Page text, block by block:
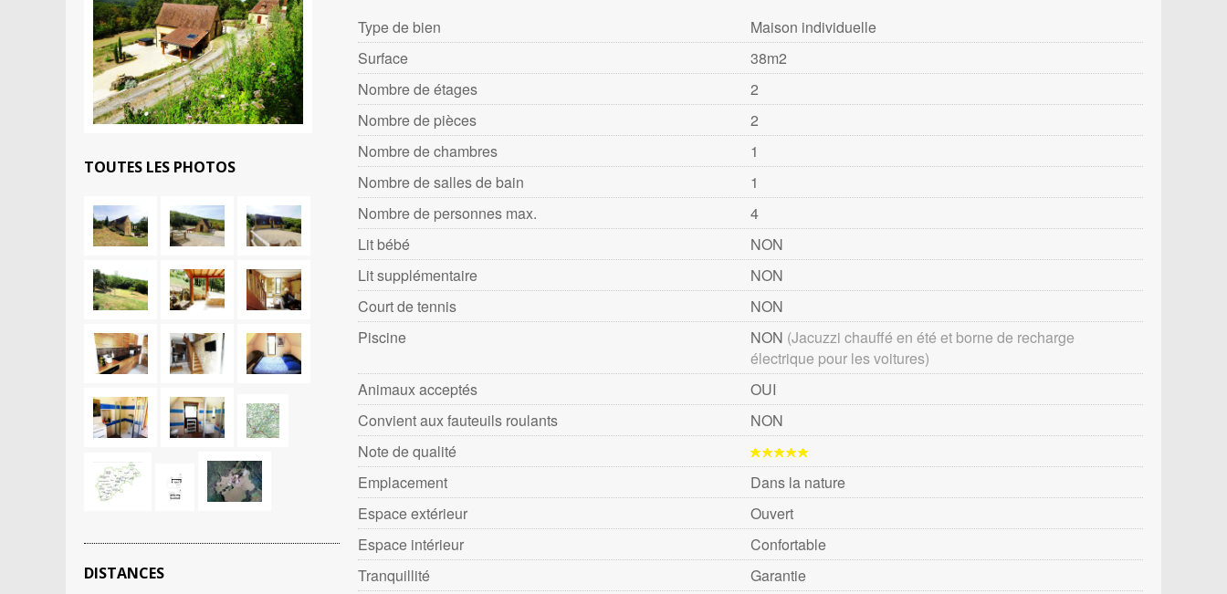
TOUTES LES PHOTOS
DISTANCES
Type de bien
Maison individuelle
Surface
38m2
Nombre de étages
2
Nombre de pièces
2
Nombre de chambres
1
Nombre de salles de bain
1
Nombre de personnes max.
4
Lit bébé
NON
Lit supplémentaire
NON
Court de tennis
NON
Piscine
NON (Jacuzzi chauffé en été et borne de recharge
électrique pour les voitures)
Animaux acceptés
OUI
Convient aux fauteuils roulants
NON
Note de qualité
Emplacement
Dans la nature
Espace extérieur
Ouvert
Espace intérieur
Confortable
Tranquillité
Garantie